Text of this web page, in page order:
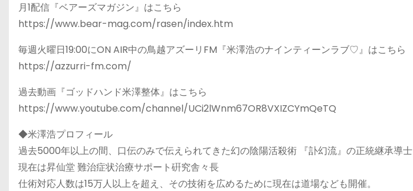
月1配信『ベアーズマガジン』はこちら
https://www.bear-mag.com/rasen/index.htm
毎週火曜日19:00にON AIR中の鳥越アズーリFM『米澤浩のナインティーンラブ♡』はこちら
https://azzurri-fm.com/
過去動画『ゴッドハンド米澤整体』はこちら
https://www.youtube.com/channel/UCi2lWnm67OR8VXIZCYmQeTQ
◆米澤浩プロフィール
過去5000年以上の間、口伝のみで伝えられてきた幻の陰陽活殺術 『訃幻流』の正統継承導士
現在は昇仙堂 難治症状治療サポート硏究舎々長
仕術対応人数は15万人以上を超え、その技術を広めるために現在は道場なども開催。